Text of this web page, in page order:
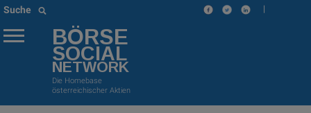
Suche |
BÖRSE
SOCIAL
NETWORK
Die Homebase
österreichischer Aktien